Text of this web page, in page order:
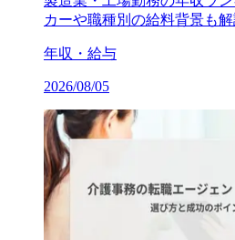
カーや職種別の給料背景も解
年収・給与
2026/08/05